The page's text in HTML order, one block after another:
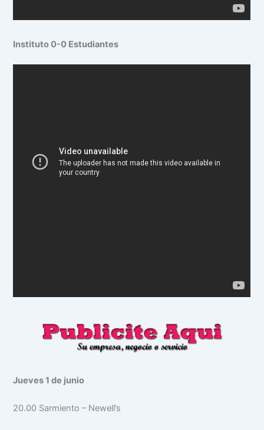
Instituto 0-0 Estudiantes
Jueves 1 de junio
20.00 Sarmiento – Newell’s